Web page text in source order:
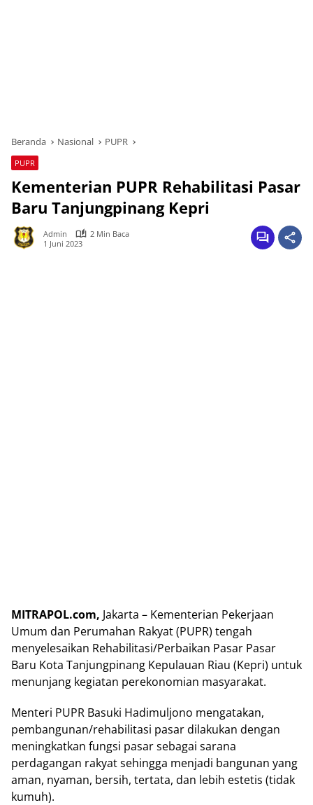
Beranda Nasional PUPR
PUPR
Kementerian PUPR Rehabilitasi Pasar
Baru Tanjungpinang Kepri
Admin
2 Min Baca
1 Juni 2023
MITRAPOL.com, Jakarta – Kementerian Pekerjaan
Umum dan Perumahan Rakyat (PUPR) tengah
menyelesaikan Rehabilitasi/Perbaikan Pasar Pasar
Baru Kota Tanjungpinang Kepulauan Riau (Kepri) untuk
menunjang kegiatan perekonomian masyarakat.
Menteri PUPR Basuki Hadimuljono mengatakan,
pembangunan/rehabilitasi pasar dilakukan dengan
meningkatkan fungsi pasar sebagai sarana
perdagangan rakyat sehingga menjadi bangunan yang
aman, nyaman, bersih, tertata, dan lebih estetis (tidak
kumuh).